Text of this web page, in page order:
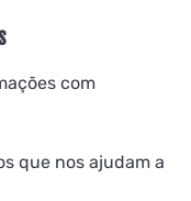
com
que nos ajudam a